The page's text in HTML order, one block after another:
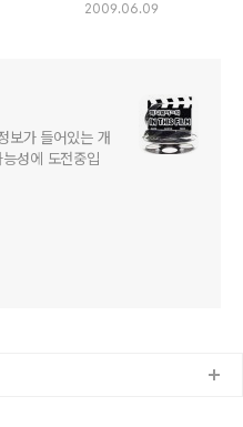
2009.06.09
보가 들어있는 개
성에 도전중입